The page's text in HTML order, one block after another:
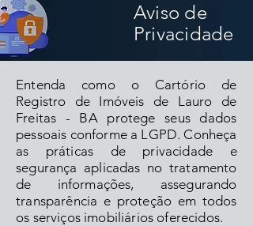
Aviso de
Privacidade
Entenda como o Cartório de
Registro de Imóveis de Lauro de
Freitas - BA protege seus dados
pessoais conforme a LGPD. Conheça
as práticas de privacidade e
segurança aplicadas no tratamento
de informações, assegurando
transparência e proteção em todos
os serviços imobiliários oferecidos.